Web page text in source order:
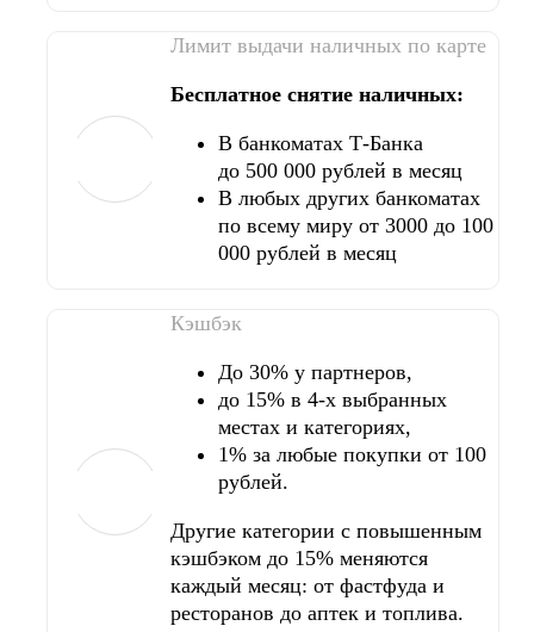
Лимит выдачи наличных по карте
Бесплатное снятие наличных:
В банкоматах Т-Банка
до 500 000 рублей в месяц
В любых других банкоматах
по всему миру от 3000 до 100
000 рублей в месяц
Кэшбэк
До 30% у партнеров,
до 15% в 4-х выбранных
местах и категориях,
1% за любые покупки от 100
рублей.
Другие категории с повышенным
кэшбэком до 15% меняются
каждый месяц: от фастфуда и
ресторанов до аптек и топлива.